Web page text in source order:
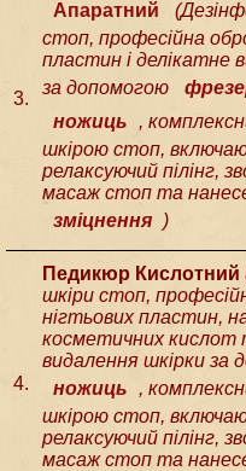
3.
Апаратний
(
стоп, професійна
пластин і делікатне
за допомогою
ножиць
,
шкірою стоп,
релаксуючий пілінг,
масаж стоп та
зміцнення )
4.
Педикюр Кислотний
шкіри стоп,
нігтьових пластин,
косметичних кислот
видалення шкірки за
ножиць
,
шкірою стоп,
релаксуючий пілінг,
масаж стоп та